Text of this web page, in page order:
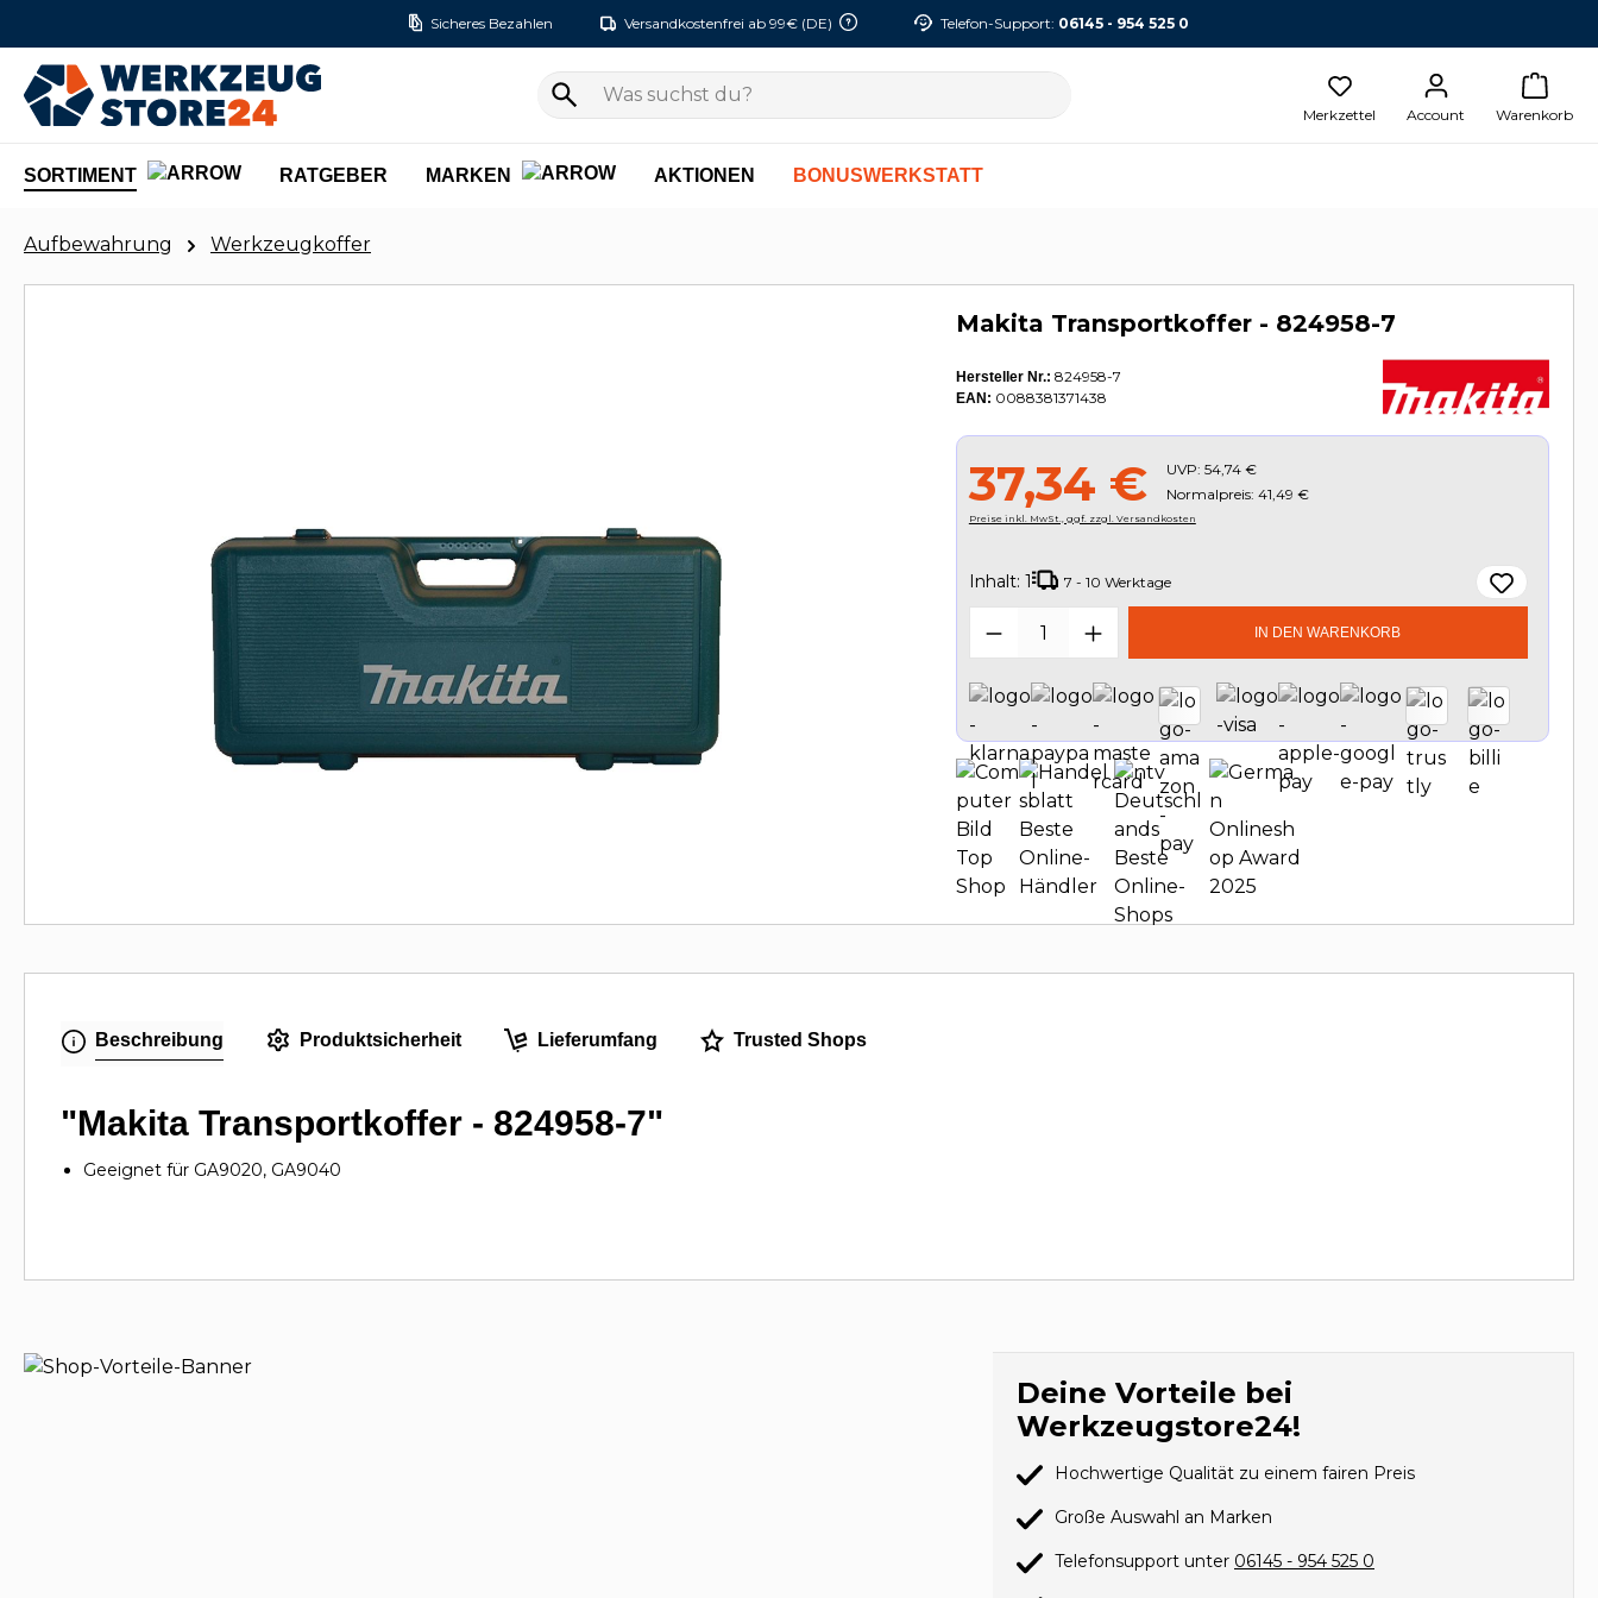
Sicheres Bezahlen Versandkostenfrei ab 99€ (DE) Telefon-Support: 06145 - 954 525 0
Merkzettel Account Warenkorb
SORTIMENT RATGEBER MARKEN AKTIONEN BONUSWERKSTATT
Aufbewahrung Werkzeugkoffer
Makita Transportkoffer - 824958-7
Hersteller Nr.: 824958-7
EAN: 0088381371438
37,34 € UVP: 54,74 €
Normalpreis: 41,49 €
Preise inkl. MwSt., ggf. zzgl. Versandkosten
Inhalt: 1 7 - 10 Werktage
Produkt Anzahl: Gib den gewünschten
IN DEN WARENKORB
Beschreibung Produktsicherheit Lieferumfang Trusted Shops
"Makita Transportkoffer - 824958-7"
Geeignet für GA9020, GA9040
Deine Vorteile bei
Werkzeugstore24!
Hochwertige Qualität zu einem fairen Preis
Große Auswahl an Marken
Telefonsupport unter 06145 - 954 525 0